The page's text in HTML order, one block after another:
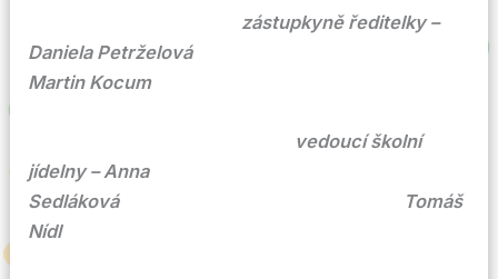
zástupkyně ředitelky –
Daniela Petrželová
Martin Kocum
vedoucí školní
jídelny – Anna
Sedláková Tomáš
Nídl